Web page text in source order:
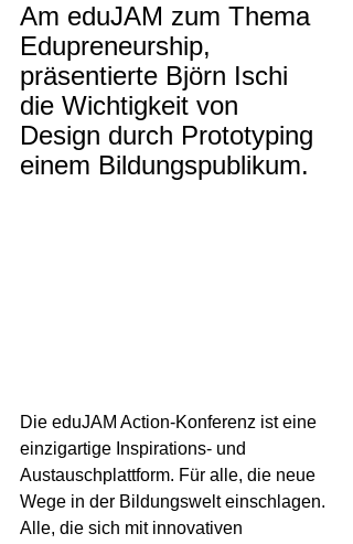
Am eduJAM zum Thema
Edupreneurship,
präsentierte Björn Ischi
die Wichtigkeit von
Design durch Prototyping
einem Bildungspublikum.
Die eduJAM Action-Konferenz ist eine
einzigartige Inspirations- und
Austauschplattform. Für alle, die neue
Wege in der Bildungswelt einschlagen.
Alle, die sich mit innovativen